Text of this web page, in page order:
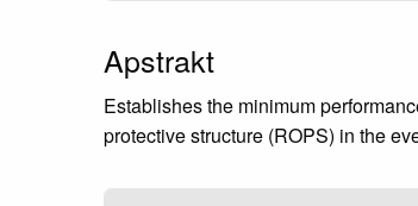
Apstrakt
Establishes the minimum
protective structure (ROPS) in the